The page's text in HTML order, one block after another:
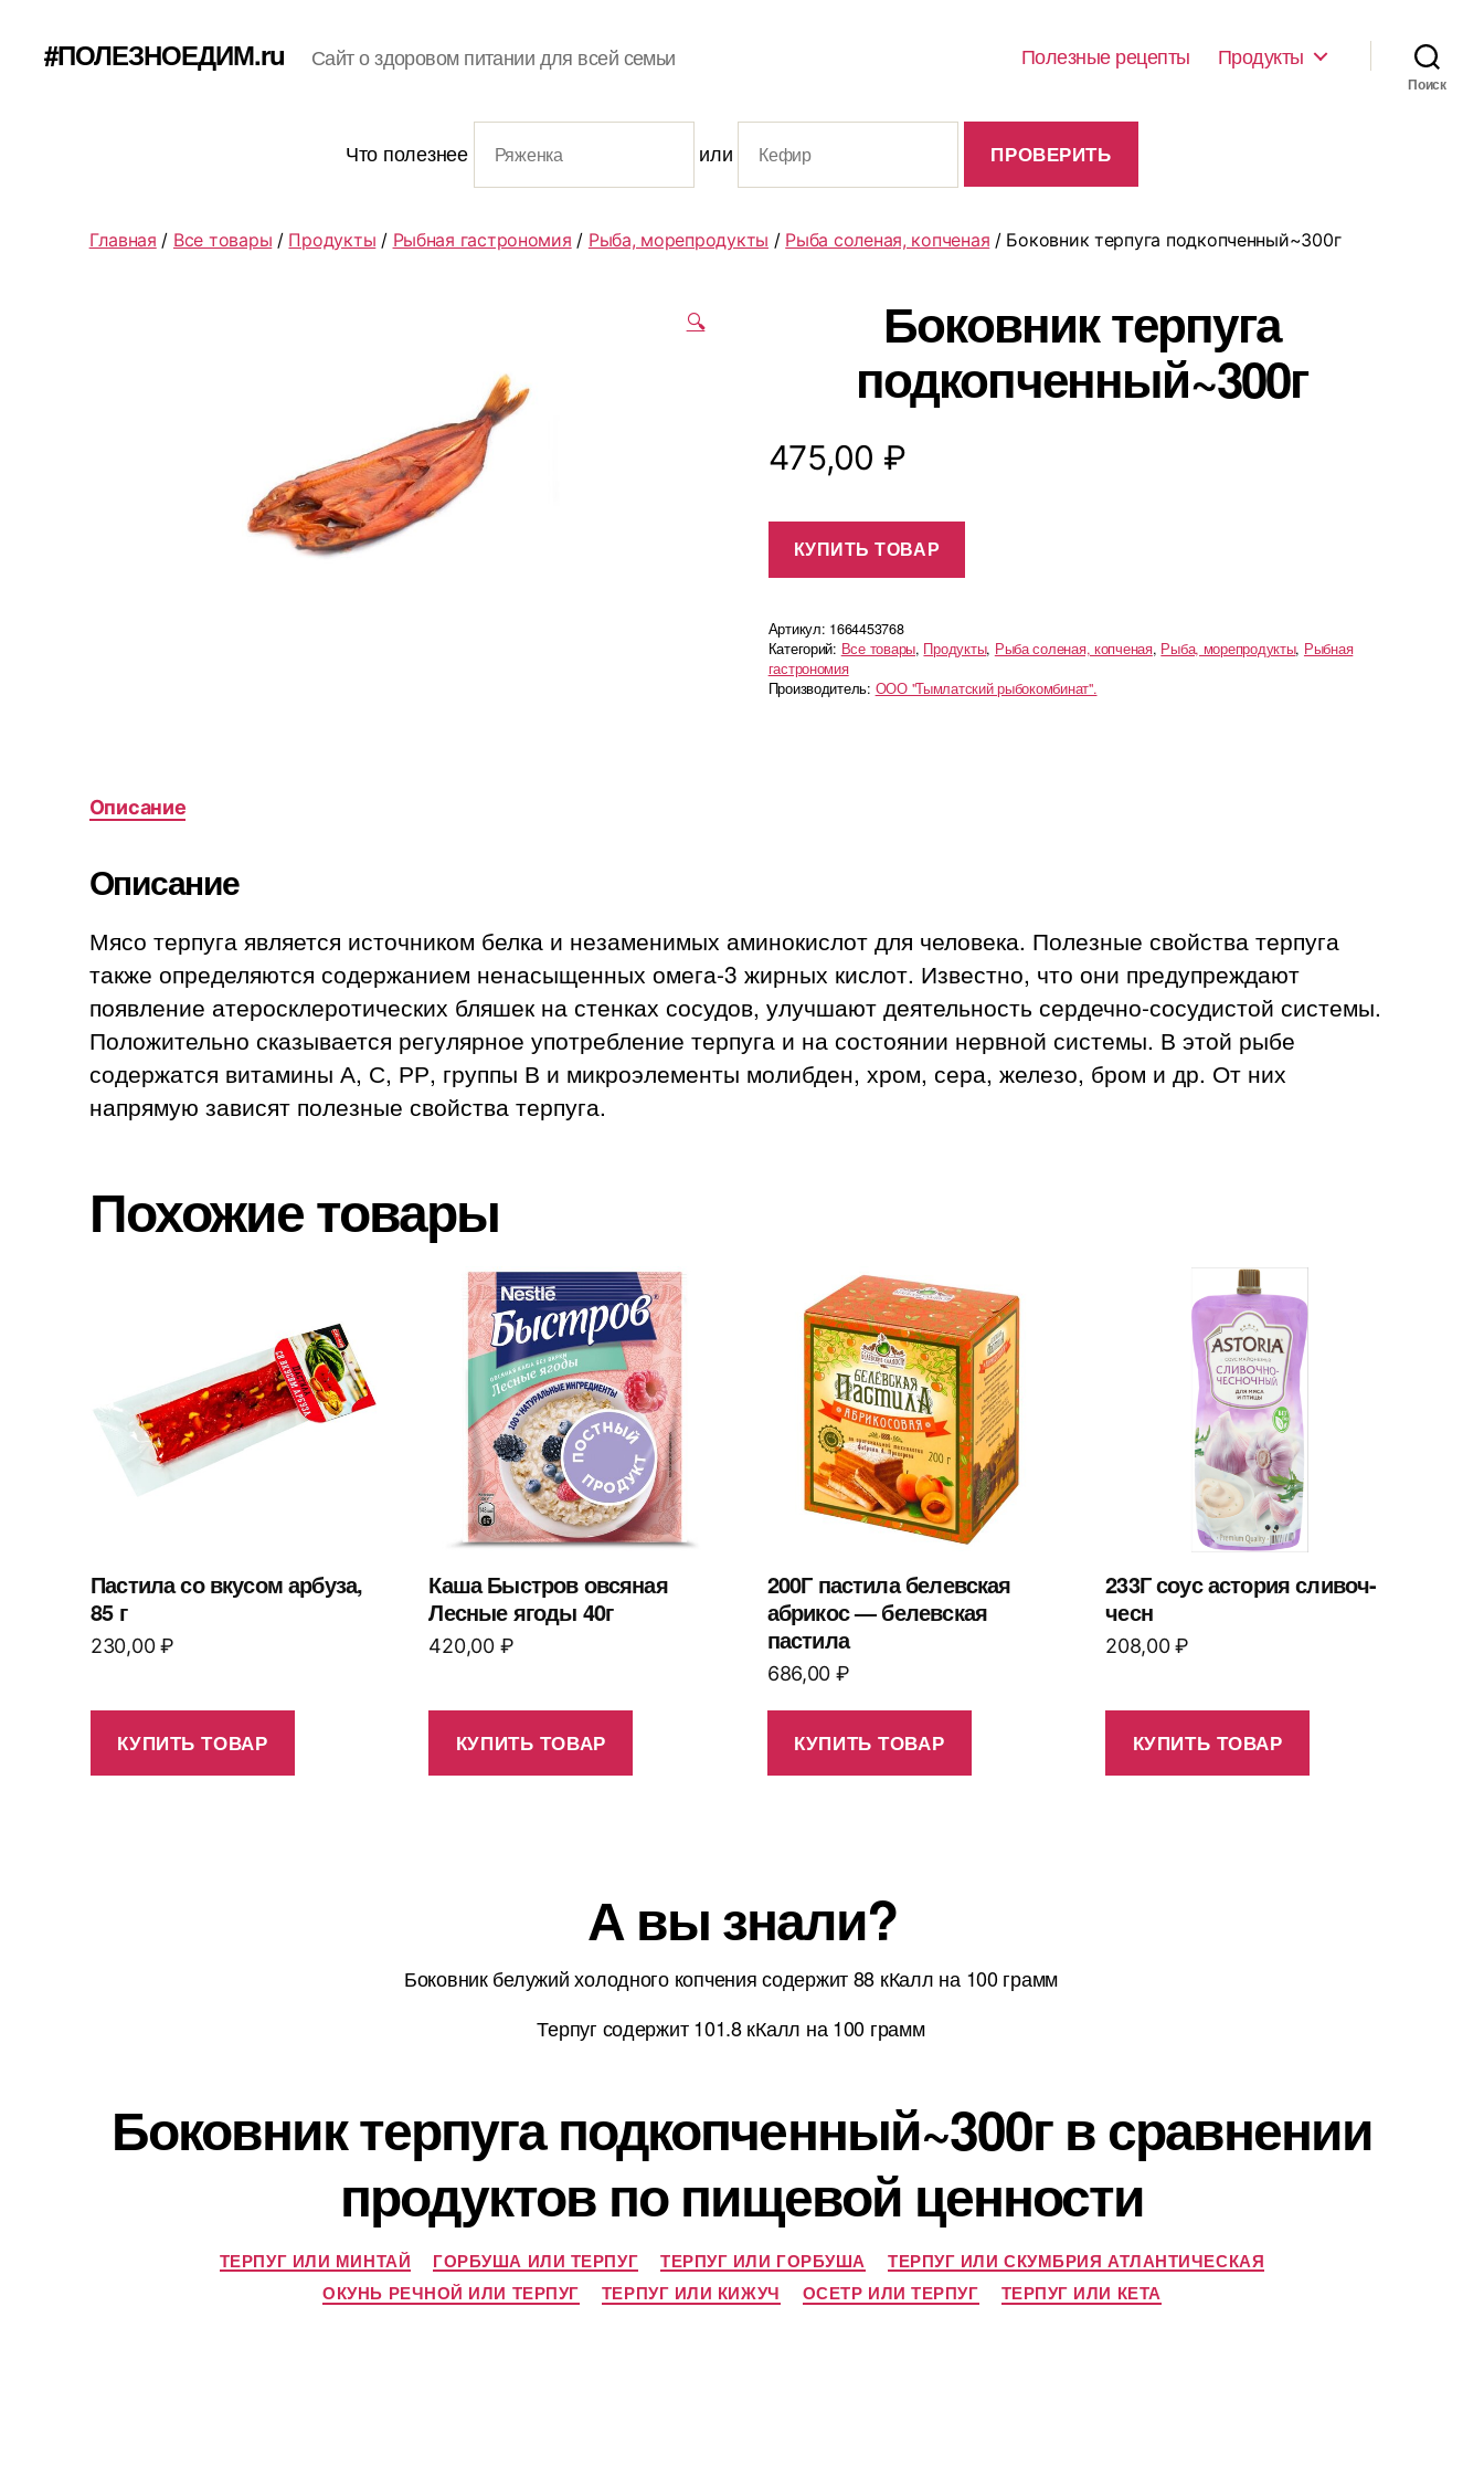
#ПОЛЕЗНОЕДИМ.ru Сайт о здоровом питании для всей семьи Полезные рецепты Продукты
Поиск
Что полезнее или
Главная / Все товары / Продукты / Рыбная гастрономия / Рыба, морепродукты / Рыба соленая, копченая / Боковник терпуга подкопченный~300г
🔍 Боковник терпуга
подкопченный~300г
475,00 ₽
КУПИТЬ ТОВАР
Артикул: 1664453768
Категорий: Все товары, Продукты, Рыба соленая, копченая, Рыба, морепродукты, Рыбная
гастрономия
Производитель: ООО "Тымлатский рыбокомбинат".
Описание
Описание
Мясо терпуга является источником белка и незаменимых аминокислот для человека. Полезные свойства терпуга
также определяются содержанием ненасыщенных омега-3 жирных кислот. Известно, что они предупреждают
появление атеросклеротических бляшек на стенках сосудов, улучшают деятельность сердечно-сосудистой системы.
Положительно сказывается регулярное употребление терпуга и на состоянии нервной системы. В этой рыбе
содержатся витамины А, С, РР, группы В и микроэлементы молибден, хром, сера, железо, бром и др. От них
напрямую зависят полезные свойства терпуга.
Похожие товары
Пастила со вкусом арбуза,
85 г
230,00₽
КУПИТЬ ТОВАР
Каша Быстров овсяная
Лесные ягоды 40г
420,00 ₽
КУПИТЬ ТОВАР
200Г пастила белевская
абрикос — белевская
пастила
686,00 ₽
КУПИТЬ ТОВАР
233Г соус астория сливоч-
чесн
208,00₽
КУПИТЬ ТОВАР
А вы знали?
Боковник белужий холодного копчения содержит 88 кКалл на 100 грамм
Терпуг содержит 101.8 кКалл на 100 грамм
Боковник терпуга подкопченный~300г в сравнении
продуктов по пищевой ценности
ТЕРПУГ ИЛИ МИНТАЙ ГОРБУША ИЛИ ТЕРПУГ ТЕРПУГ ИЛИ ГОРБУША
ТЕРПУГ ИЛИ СКУМБРИЯ АТЛАНТИЧЕСКАЯ
ОКУНЬ РЕЧНОЙ ИЛИ ТЕРПУГ
ТЕРПУГ ИЛИ КИЖУЧ ОСЕТР ИЛИ ТЕРПУГ ТЕРПУГ ИЛИ КЕТА